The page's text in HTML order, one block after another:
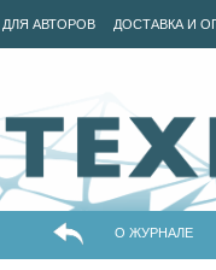
ДЛЯ АВТОРОВ ДОСТАВКА И
О ЖУРНАЛЕ